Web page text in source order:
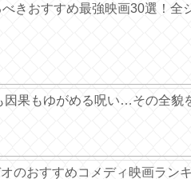
きおすすめ最強映画30選！全
果もゆがめる呪い…その全貌
のおすすめコメディ映画ラン